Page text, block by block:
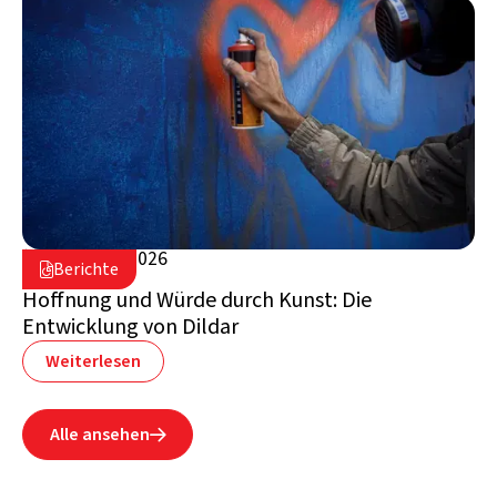
Berichte
28. Januar 2026
Schweiz
Hoffnung und Würde durch Kunst: Die
Entwicklung von Dildar
Weiterlesen
Alle ansehen